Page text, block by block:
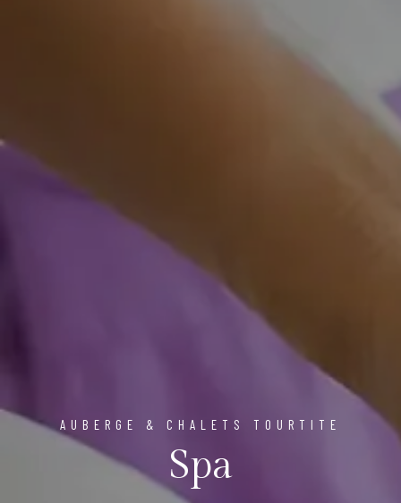
AUBERGE & CHALETS TOURTITE
Spa